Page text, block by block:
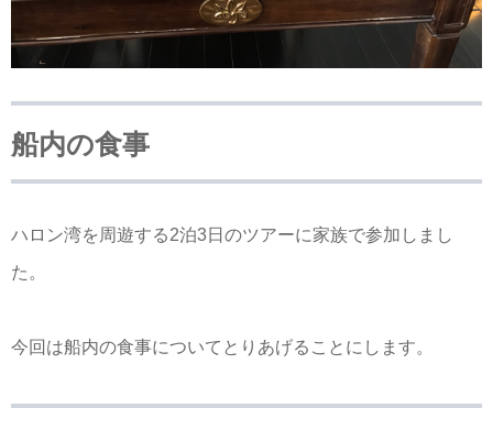
船内の食事
ハロン湾を周遊する2泊3日のツアーに家族で参加しまし
た。
今回は船内の食事についてとりあげることにします。